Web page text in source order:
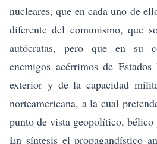
nucleares, que en cada uno de
diferente del comunismo, que
autócratas, pero que en su
enemigos acérrimos de
exterior y de la capacidad
norteamericana, a la cual
punto de vista geopolítico, bélico
En síntesis el propagandístico